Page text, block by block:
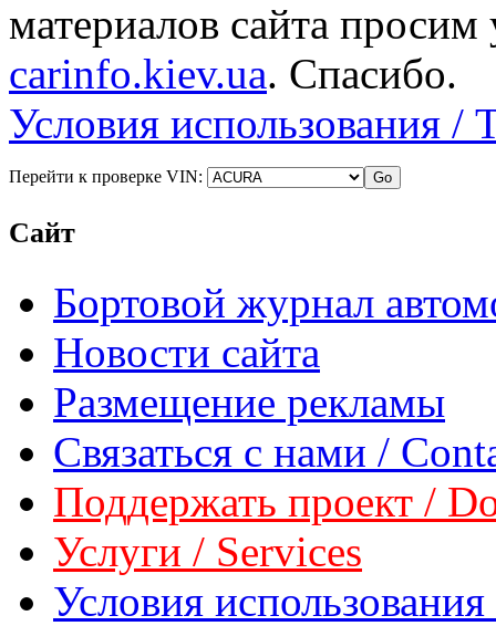
материалов сайта просим
carinfo.kiev.ua. Спасибо.
Условия использования /
Перейти к проверке VIN:
Сайт
Бортовой журнал
Новости сайта
Размещение рекламы
Связаться с нами /
Поддержать проект /
Услуги / Services
Условия